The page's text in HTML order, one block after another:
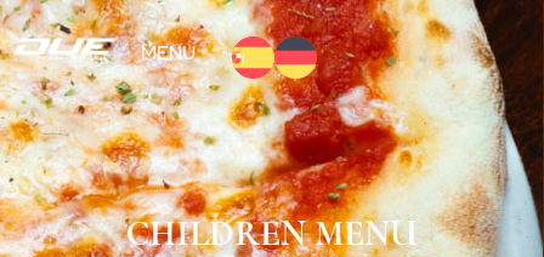
MENU
CHILDREN MENU